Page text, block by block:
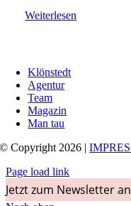
Weiterlesen
Klönstedt
Agentur
Team
Magazin
Man tau
© Copyright 2026 |
Page load link
Jetzt zum Newsletter